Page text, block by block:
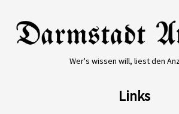
Wer's wissen will, liest den
Links